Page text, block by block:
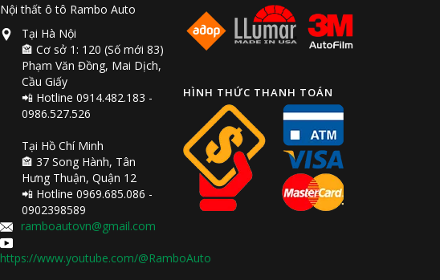
Nội thất ô tô Rambo Auto
Tại Hà Nội
🏤 Cơ sở 1: 120 (Số mới 83)
Phạm Văn Đồng, Mai Dịch,
Cầu Giấy
📲 Hotline 0914.482.183 -
0986.527.526
Tại Hồ Chí Minh
🏤 37 Song Hành, Tân
Hưng Thuận, Quận 12
📲 Hotline 0969.685.086 -
0902398589
ramboautovn@gmail.com
https://www.youtube.com/@RamboAuto
HÌNH THỨC THANH TOÁN